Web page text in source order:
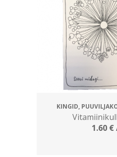
KINGID,
1.60 €